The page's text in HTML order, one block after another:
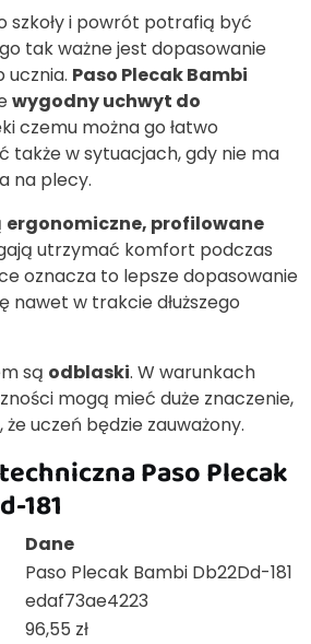
szkoły i powrót potrafią być
tak ważne jest dopasowanie
Paso Plecak Bambi
wygodny uchwyt do
czemu można go łatwo
także w sytuacjach, gdy nie ma
na plecy.
ergonomiczne, profilowane
utrzymać komfort podczas
oznacza to lepsze dopasowanie
nawet w trakcie dłuższego
są odblaski. W warunkach
mogą mieć duże znaczenie,
uczeń będzie zauważony.
Paso Plecak
181
Dane
Paso Plecak Bambi Db22Dd-181
edaf73ae4223
96,55 zł